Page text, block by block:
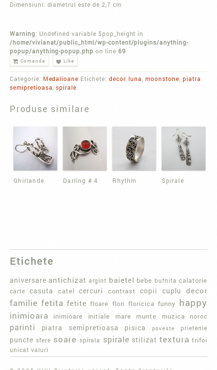
Dimensiuni: diametrul este de 2,7 cm
Warning: Undefined variable $pop_height in
/home/vivianat/public_html/wp-content/plugins/anything-
popup/anything-popup.php on line 69
Comanda Like
Categorie: Medalioane Etichete: decor, luna ,moonstone piatra
semipretioasa ,spirale
Produse similare
Ghirlande Darling # 4 Rhythm Spirale
Etichete
aniversare antichizat argint baietel bebe bufnita calatorie
carte casuta catel cercuri contrast copii cuplu decor
familie fetita fetite floare flori floricica funny happy
inimioara inimioare initiale mare munte muzica noroc
parinti piatra semipretioasa pisica poveste prietenie
puncte sfere soare spirala spirale stilizat textura trifoi
unicat valuri